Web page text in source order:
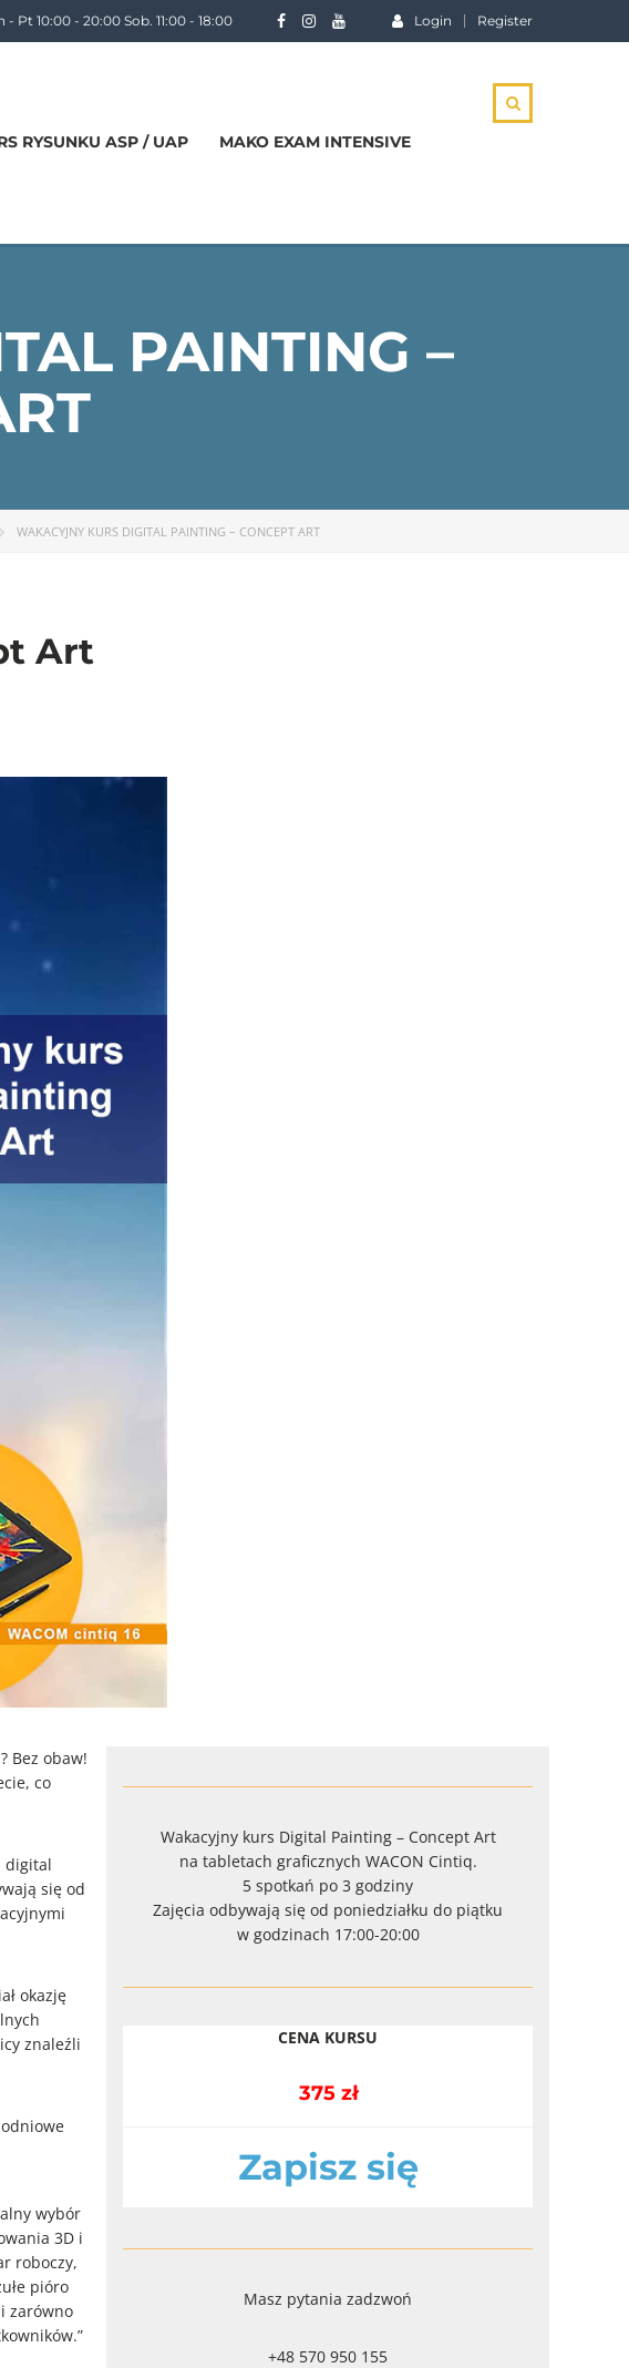
Login Register
- Pt 10:00 - 20:00 Sob. 11:00 - 18:00
RYSUNKU ASP / UAP MAKO EXAM INTENSIVE
PAINTING –
WAKACYJNY KURS DIGITAL PAINTING – CONCEPT ART
Art
Bez obaw!
co
digital
się od
okazję
znaleźli
wybór
3D i
roboczy,
pióro
zarówno
Wakacyjny kurs Digital Painting – Concept Art
na tabletach graficznych WACON Cintiq.
5 spotkań po 3 godziny
Zajęcia odbywają się od poniedziałku do piątku
w godzinach 17:00-20:00
CENA KURSU
375 zł
Zapisz się
Masz pytania zadzwoń
+48 570 950 155